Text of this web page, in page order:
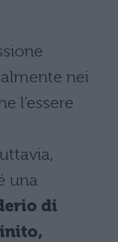
nei
l’essere
una
di